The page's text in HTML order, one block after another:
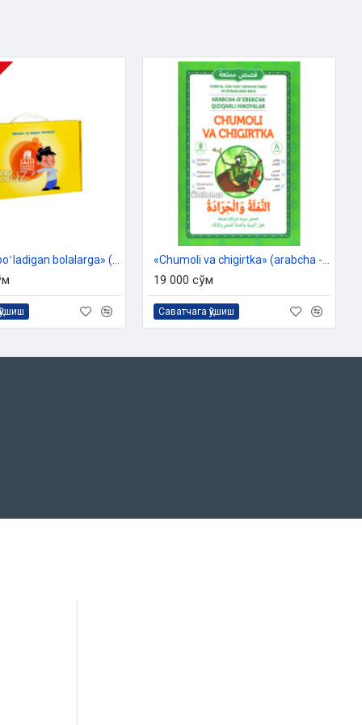
19 000 сўм
Саватчага қўшиш